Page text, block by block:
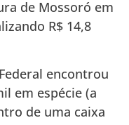
de Mossoró em
R$ 14,8
encontrou
em espécie (a
de uma caixa